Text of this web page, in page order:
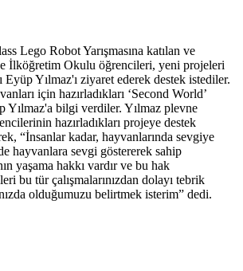
Lego Robot Yarışmasına katılan ve
İlköğretim Okulu öğrencileri, yeni projeleri
Yılmaz'ı ziyaret ederek destek istediler.
için hazırladıkları ‘Second World’
Yılmaz'a bilgi verdiler. Yılmaz plevne
hazırladıkları projeye destek
“İnsanlar kadar, hayvanlarında sevgiye
hayvanlara sevgi göstererek sahip
yaşama hakkı vardır ve bu hak
bu tür çalışmalarınızdan dolayı tebrik
olduğumuzu belirtmek isterim” dedi.